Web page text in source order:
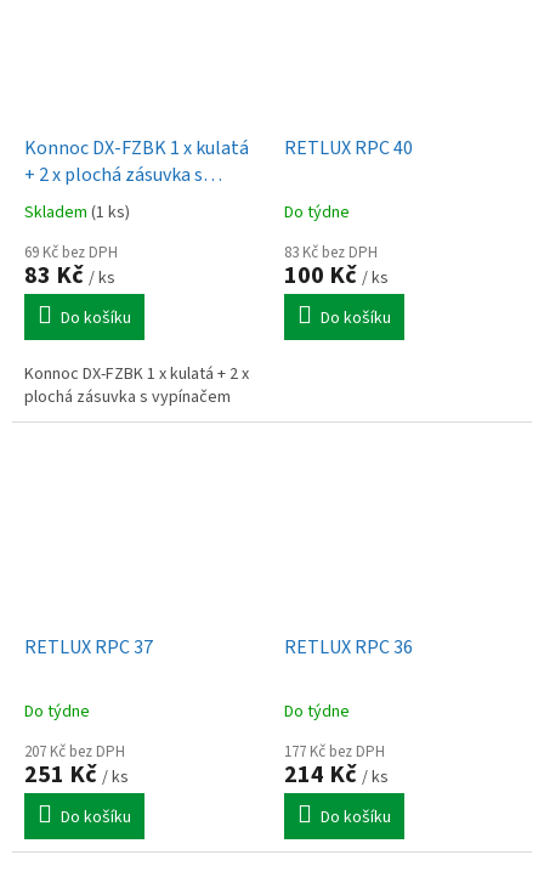
Konnoc DX-FZBK 1 x kulatá
+ 2 x plochá zásuvka s
vypínačem
Skladem (1 ks)
69 Kč bez DPH
83 Kč / ks
Do košíku
Konnoc DX-FZBK 1 x kulatá + 2 x
plochá zásuvka s vypínačem
RETLUX RPC 40
Do týdne
83 Kč bez DPH
100 Kč / ks
Do košíku
RETLUX RPC 37
Do týdne
207 Kč bez DPH
251 Kč / ks
Do košíku
RETLUX RPC 36
Do týdne
177 Kč bez DPH
214 Kč / ks
Do košíku